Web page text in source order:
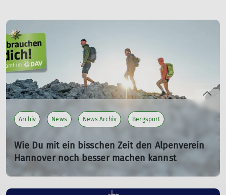
Archiv News News Archiv Bergsport
Wie Du mit ein bisschen Zeit den Alpenverein
Hannover noch besser machen kannst
Offene Ehrenamtspositionen